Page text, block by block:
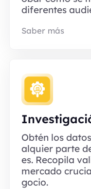
diferentes
Saber más
Obtén los
alquier parte
es. Recopila
mercado
gocio.